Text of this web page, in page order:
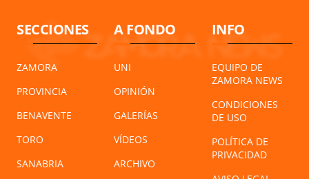
SECCIONES
ZAMORA
PROVINCIA
BENAVENTE
TORO
SANABRIA
A FONDO
UNI
OPINIÓN
GALERÍAS
VÍDEOS
ARCHIVO
INFO
EQUIPO DE
ZAMORA NEWS
CONDICIONES
DE USO
POLÍTICA DE
PRIVACIDAD